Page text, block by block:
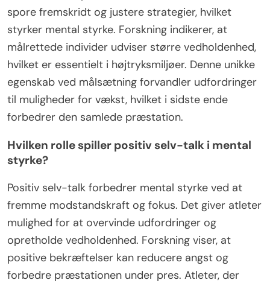
spore fremskridt og justere strategier, hvilket
styrker mental styrke. Forskning indikerer, at
målrettede individer udviser større vedholdenhed,
hvilket er essentielt i højtryksmiljøer. Denne unikke
egenskab ved målsætning forvandler udfordringer
til muligheder for vækst, hvilket i sidste ende
forbedrer den samlede præstation.
Hvilken rolle spiller positiv selv-talk i mental
styrke?
Positiv selv-talk forbedrer mental styrke ved at
fremme modstandskraft og fokus. Det giver atleter
mulighed for at overvinde udfordringer og
opretholde vedholdenhed. Forskning viser, at
positive bekræftelser kan reducere angst og
forbedre præstationen under pres. Atleter, der